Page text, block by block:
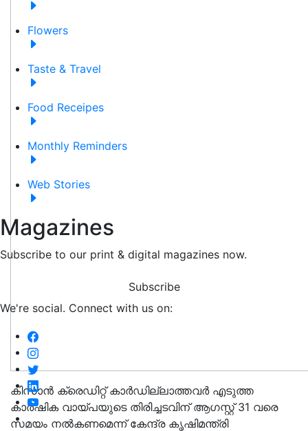
Flowers
Taste & Travel
Food Receipes
Monthly Reminders
Web Stories
Magazines
Subscribe to our print & digital magazines now.
Subscribe
We're social. Connect with us on:
കിസാന്‍ ക്രെഡിറ്റ് കാര്‍ഡില്ലാത്തവര്‍ എടുത്ത
കാര്‍ഷിക വായ്പയുടെ തിരിച്ചടവിന് ആഗസ്റ്റ് 31 വരെ
സമയം നല്‍കണമെന്ന് കേന്ദ്ര കൃഷിമന്ത്രി